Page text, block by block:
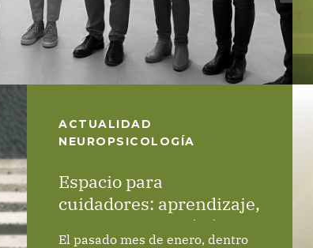
ACTUALIDAD
NEUROPSICOLOGÍA
Espacio para
cuidadores: aprendizaje,
apoyo y comunidad.
El pasado mes de enero, dentro